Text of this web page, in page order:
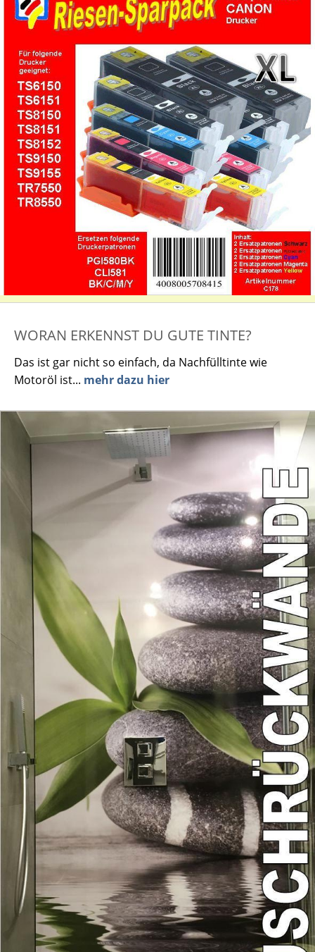
WORAN ERKENNST DU GUTE TINTE?
Das ist gar nicht so einfach, da Nachfülltinte wie
Motoröl ist... mehr dazu hier